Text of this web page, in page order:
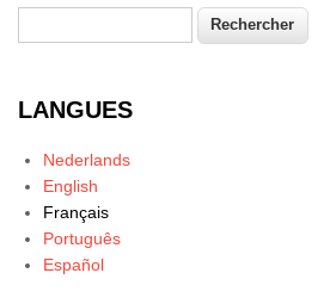
Formulaire de recherche
LANGUES
Nederlands
English
Français
Português
Español